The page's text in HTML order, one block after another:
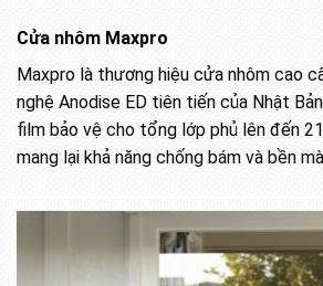
Cửa nhôm Maxpro
Maxpro là thương hiệu cửa nhôm cao
nghệ Anodise ED tiên tiến của Nhật
film bảo vệ cho tổng lớp phủ lên đến
mang lại khả năng chống bám và bền